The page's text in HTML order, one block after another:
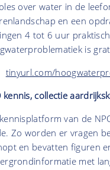
over water in de
en een
4 tot 6 uur
is
tinyurl.com/
kennis, collectie
van de
Zo worden er vragen
en bevatten figuren
met